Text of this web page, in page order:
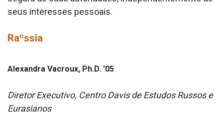
seus interesses pessoais.
Raºssia
Alexandra Vacroux, Ph.D. '05
Diretor Executivo, Centro Davis de Estudos Russos e
Eurasianos